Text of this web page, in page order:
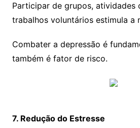
Participar de grupos, atividades
trabalhos voluntários estimula a
Combater a depressão é
também é fator de risco.
7. Redução do Estresse